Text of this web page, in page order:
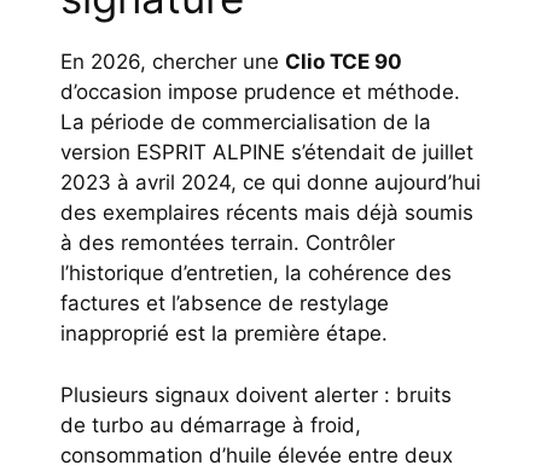
En 2026, chercher une Clio TCE 90
d’occasion impose prudence et méthode.
La période de commercialisation de la
version ESPRIT ALPINE s’étendait de juillet
2023 à avril 2024, ce qui donne aujourd’hui
des exemplaires récents mais déjà soumis
à des remontées terrain. Contrôler
l’historique d’entretien, la cohérence des
factures et l’absence de restylage
inapproprié est la première étape.
Plusieurs signaux doivent alerter : bruits
de turbo au démarrage à froid,
consommation d’huile élevée entre deux